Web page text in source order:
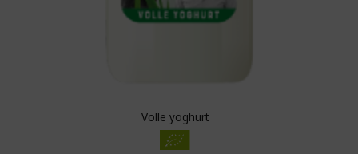
Volle yoghurt